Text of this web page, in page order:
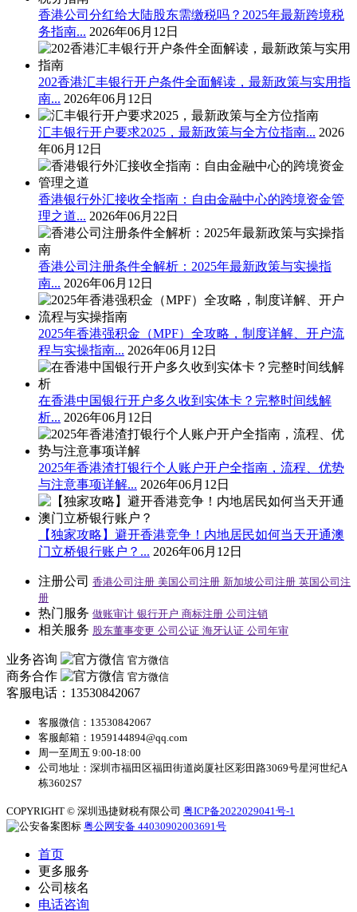
香港公司分红给大陆股东需缴税吗？2025年最新跨境税
务指南... 2026年06月12日
202香港汇丰银行开户条件全面解读，最新政策与实用指
南... 2026年06月12日
汇丰银行开户要求2025，最新政策与全方位指南... 2026
年06月12日
香港银行外汇接收全指南：自由金融中心的跨境资金管
理之道... 2026年06月22日
香港公司注册条件全解析：2025年最新政策与实操指
南... 2026年06月12日
2025年香港强积金（MPF）全攻略，制度详解、开户流
程与实操指南... 2026年06月12日
在香港中国银行开户多久收到实体卡？完整时间线解
析... 2026年06月12日
2025年香港渣打银行个人账户开户全指南，流程、优势
与注意事项详解... 2026年06月12日
【独家攻略】避开香港竞争！内地居民如何当天开通澳
门立桥银行账户？... 2026年06月12日
注册公司 香港公司注册 美国公司注册 新加坡公司注册 英国公司注
册
热门服务 做账审计 银行开户 商标注册 公司注销
相关服务 股东董事变更 公司公证 海牙认证 公司年审
业务咨询 官方微信
商务合作 官方微信
客服电话：13530842067
客服微信：13530842067
客服邮箱：1959144894@qq.com
周一至周五 9:00-18:00
公司地址：深圳市福田区福田街道岗厦社区彩田路3069号星河世纪A
栋3602S7
COPYRIGHT © 深圳迅捷财税有限公司 粤ICP备2022029041号-1
粤公网安备 44030902003691号
首页
更多服务
公司核名
电话咨询